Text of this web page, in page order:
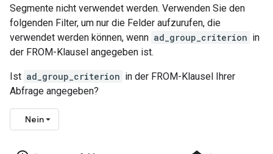
Segmente nicht verwendet werden. Verwenden Sie den
folgenden Filter, um nur die Felder aufzurufen, die
verwendet werden können, wenn ad_group_criterion in
der FROM-Klausel angegeben ist.
Ist ad_group_criterion in der FROM-Klausel Ihrer
Abfrage angegeben?
Nein